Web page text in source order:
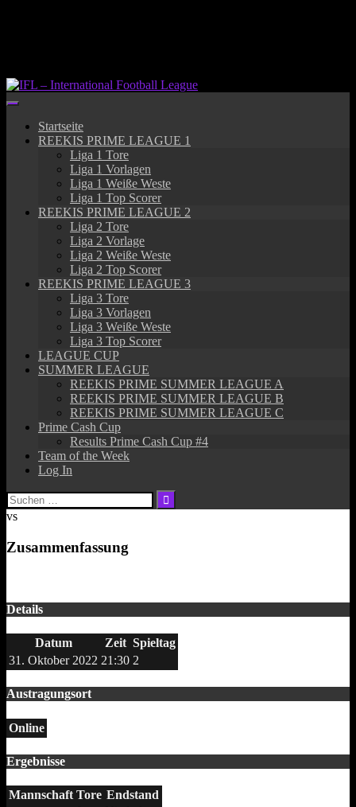
Startseite
REEKIS PRIME LEAGUE 1
Liga 1 Tore
Liga 1 Vorlagen
Liga 1 Weiße Weste
Liga 1 Top Scorer
REEKIS PRIME LEAGUE 2
Liga 2 Tore
Liga 2 Vorlage
Liga 2 Weiße Weste
Liga 2 Top Scorer
REEKIS PRIME LEAGUE 3
Liga 3 Tore
Liga 3 Vorlagen
Liga 3 Weiße Weste
Liga 3 Top Scorer
LEAGUE CUP
SUMMER LEAGUE
REEKIS PRIME SUMMER LEAGUE A
REEKIS PRIME SUMMER LEAGUE B
REEKIS PRIME SUMMER LEAGUE C
Prime Cash Cup
Results Prime Cash Cup #4
Team of the Week
Log In
Suchen
nach:
vs
Zusammenfassung
Details
Datum Zeit Spieltag
31. Oktober 2022 21:30 2
Austragungsort
Online
Ergebnisse
Mannschaft Tore Endstand